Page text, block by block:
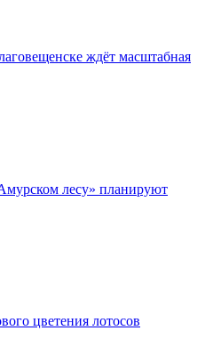
ждёт масштабная
лесу» планируют
цветения лотосов